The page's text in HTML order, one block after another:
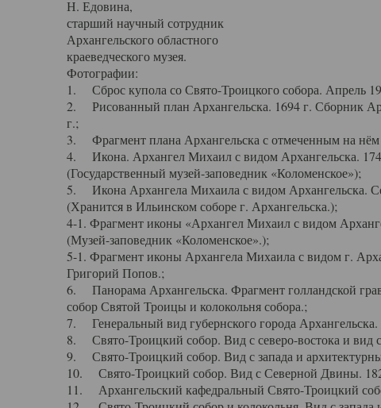
Н. Едовина,
старший научный сотрудник
Архангельского областного
краеведческого музея.
Фотографии:
1. Сброс купола со Свято-Троицкого собора. Апрель
2. Рисованный план Архангельска. 1694 г. Сборник
г.;
3. Фрагмент плана Архангельска с отмеченным на
4. Икона. Архангел Михаил с видом Архангельска.
(Государственный музей-заповедник «Коломенское»);
5. Икона Архангела Михаила с видом Архангельска.
(Хранится в Ильинском соборе г. Архангельска.);
4-1. Фрагмент иконы «Архангел Михаил с видом
(Музей-заповедник «Коломенское».);
5-1. Фрагмент иконы Архангела Михаила с видом г.
Григорий Попов.;
6. Панорама Архангельска. Фрагмент голландской
собор Святой Троицы и колокольня собора.;
7. Генеральный вид губернского города
8. Свято-Троицкий собор. Вид с северо-востока и вид с
9. Свято-Троицкий собор. Вид с запада и
10. Свято-Троицкий собор. Вид с Северной Двины.
11. Архангельский кафедральный Свято-Троицкий